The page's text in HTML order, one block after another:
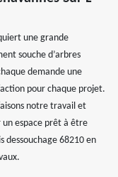
une grande
souche d’arbres
demande une
pour chaque projet.
notre travail et
espace prêt à être
dessouchage 68210 en